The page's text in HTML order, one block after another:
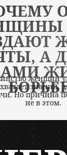
АВТОРСКАЯ
женщин
знаний,
Но причина
не в этом.
А